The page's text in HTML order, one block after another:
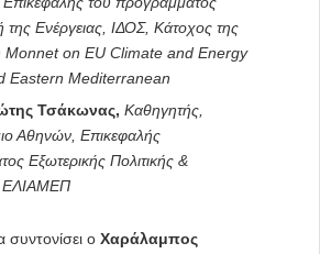
της Ενέργειας, ΙΔΟΣ, Κάτοχος της
Monnet on EU Climate and Energy
Eastern Mediterranean
Τσάκωνας, Καθηγητής,
Αθηνών, Επικεφαλής
Εξωτερικής Πολιτικής &
ΕΛΙΑΜΕΠ
ο Χαράλαμπος